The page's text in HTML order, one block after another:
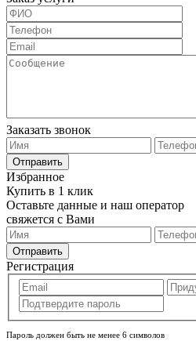
Заказать звонок
Отправить
Избранное
Купить в 1 клик
Оставьте данные и наш оператор
свяжется с Вами
Отправить
Регистрация
Пароль должен быть не менее 6 символов